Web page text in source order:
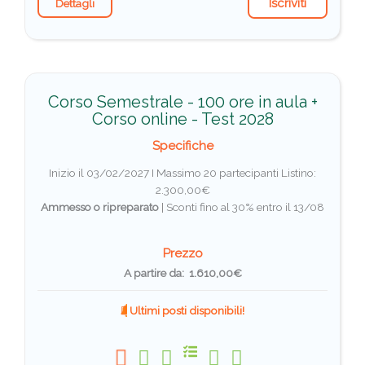
Dettagli Iscriviti
Corso Semestrale - 100 ore in aula +
Corso online - Test 2028
Specifiche
Inizio il 03/02/2027 I Massimo 20 partecipanti Listino:
2.300,00€
Ammesso o ripreparato | Sconti fino al 30% entro il 13/08
Prezzo
A partire da: 1.610,00€
Ultimi posti disponibili!